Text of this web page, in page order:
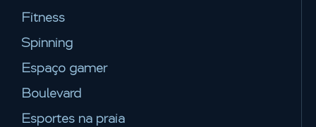
Fitness
Spinning
Espaço gamer
Boulevard
Esportes na praia